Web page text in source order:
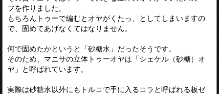
フを作りました。
もちろんトゥーで編むとオヤがくたっ、としてしまいますの
で、固めてあげなくてはなりません。
何で固めたかというと「砂糖水」だったそうです。
そのため、マニサの立体トゥーオヤは「シェケル（砂糖）オ
ヤ」と呼ばれています。
実際は砂糖水以外にもトルコで手に入るコラと呼ばれる板ゼ